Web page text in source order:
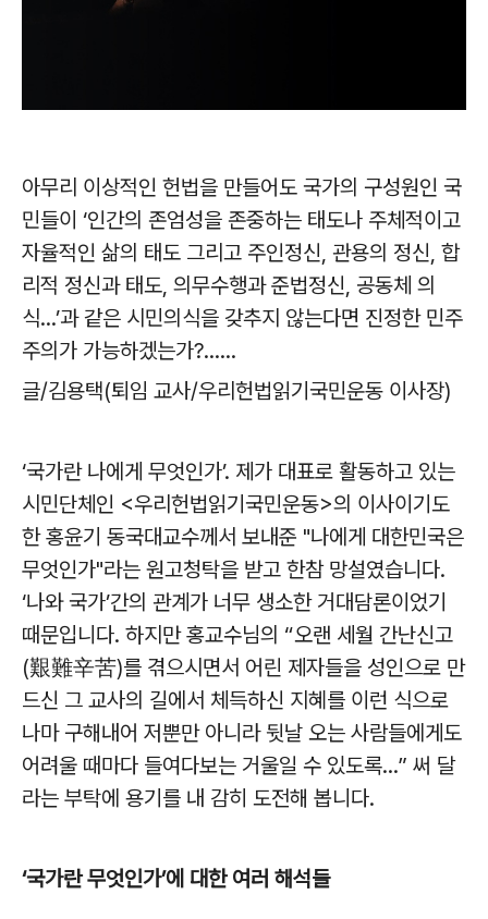
아무리 이상적인 헌법을 만들어도 국가의 구성원인 국
민들이 ‘인간의 존엄성을 존중하는 태도나 주체적이고
자율적인 삶의 태도 그리고 주인정신, 관용의 정신, 합
리적 정신과 태도, 의무수행과 준법정신, 공동체 의
식...’과 같은 시민의식을 갖추지 않는다면 진정한 민주
주의가 가능하겠는가?......
글/김용택(퇴임 교사/우리헌법읽기국민운동 이사장)
‘국가란 나에게 무엇인가’. 제가 대표로 활동하고 있는
시민단체인 <우리헌법읽기국민운동>의 이사이기도
한 홍윤기 동국대교수께서 보내준 "나에게 대한민국은
무엇인가"라는 원고청탁을 받고 한참 망설였습니다.
‘나와 국가’간의 관계가 너무 생소한 거대담론이었기
때문입니다. 하지만 홍교수님의 “오랜 세월 간난신고
(艱難辛苦)를 겪으시면서 어린 제자들을 성인으로 만
드신 그 교사의 길에서 체득하신 지혜를 이런 식으로
나마 구해내어 저뿐만 아니라 뒷날 오는 사람들에게도
어려울 때마다 들여다보는 거울일 수 있도록...” 써 달
라는 부탁에 용기를 내 감히 도전해 봅니다.
‘국가란 무엇인가’에 대한 여러 해석들